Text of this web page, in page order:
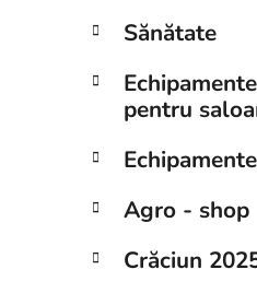
Sănătate
pentru
Agro - shop
Crăciun